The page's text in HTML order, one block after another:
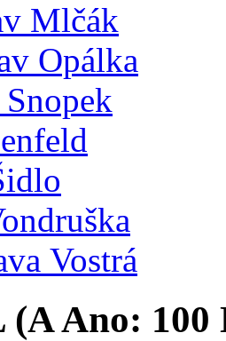
Mlčák
Opálka
Vostrá
(AAno: 100